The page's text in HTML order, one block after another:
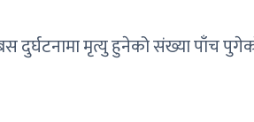
दुर्घटनामा मृत्यु हुनेको संख्या पाँच